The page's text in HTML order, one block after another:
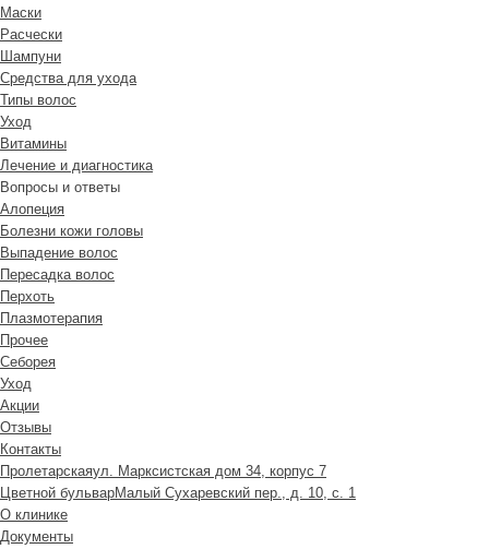
Маски
Расчески
Шампуни
Средства для ухода
Типы волос
Уход
Витамины
Лечение и диагностика
Вопросы и ответы
Алопеция
Болезни кожи головы
Выпадение волос
Пересадка волос
Перхоть
Плазмотерапия
Прочее
Себорея
Уход
Акции
Отзывы
Контакты
Пролетарскаяул. Марксистская дом 34, корпус 7
Цветной бульварМалый Сухаревский пер., д. 10, с. 1
О клинике
Документы